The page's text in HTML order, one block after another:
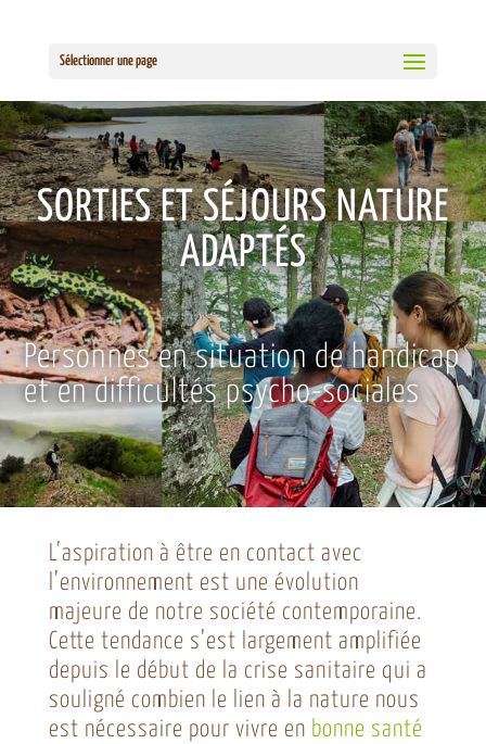
Sélectionner une page
SORTIES ET SÉJOURS NATURE
ADAPTÉS
Personnes en situation de handicap
et en difficultés psycho-sociales
L’aspiration à être en contact avec
l’environnement est une évolution
majeure de notre société contemporaine.
Cette tendance s’est largement amplifiée
depuis le début de la crise sanitaire qui a
souligné combien le lien à la nature nous
est nécessaire pour vivre en bonne santé